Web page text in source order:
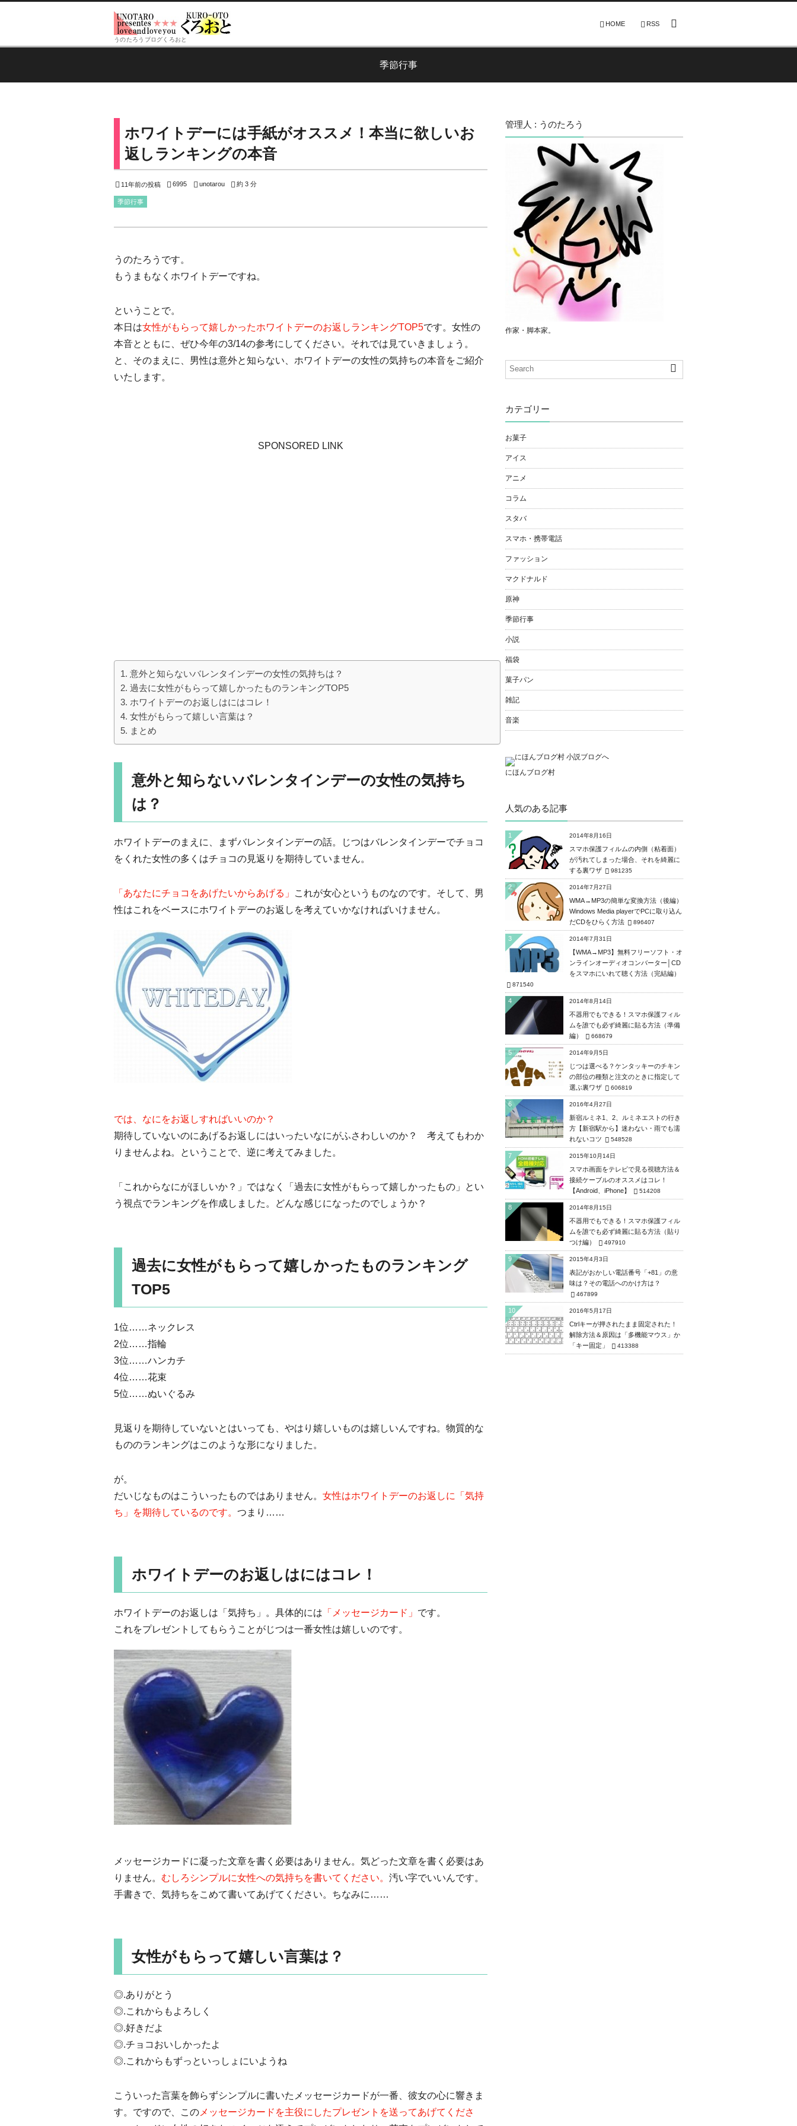
うのたろうブログくろおと
HOME RSS
季節行事
ホワイトデーには手紙がオススメ！本当に欲しいお
返しランキングの本音
11年前の投稿 6995 unotarou 約 3 分
季節行事
うのたろうです。
もうまもなくホワイトデーですね。
ということで。
本日は女性がもらって嬉しかったホワイトデーのお返しランキングTOP5です。女性の
本音とともに、ぜひ今年の3/14の参考にしてください。それでは見ていきましょう。
と、そのまえに、男性は意外と知らない、ホワイトデーの女性の気持ちの本音をご紹介
いたします。
SPONSORED LINK
意外と知らないバレンタインデーの女性の気持ちは？
過去に女性がもらって嬉しかったものランキングTOP5
ホワイトデーのお返しはにはコレ！
女性がもらって嬉しい言葉は？
まとめ
意外と知らないバレンタインデーの女性の気持ち
は？
ホワイトデーのまえに、まずバレンタインデーの話。じつはバレンタインデーでチョコ
をくれた女性の多くはチョコの見返りを期待していません。
「あなたにチョコをあげたいからあげる」
これが女心というものなのです。そして、男
性はこれをベースにホワイトデーのお返しを考えていかなければいけません。
では、なにをお返しすればいいのか？
期待していないのにあげるお返しにはいったいなにがふさわしいのか？ 考えてもわか
りませんよね。ということで、逆に考えてみました。
「これからなにがほしいか？」ではなく「過去に女性がもらって嬉しかったもの」とい
う視点でランキングを作成しました。どんな感じになったのでしょうか？
過去に女性がもらって嬉しかったものランキング
TOP5
1位……ネックレス
2位……指輪
3位……ハンカチ
4位……花束
5位……ぬいぐるみ
見返りを期待していないとはいっても、やはり嬉しいものは嬉しいんですね。物質的な
もののランキングはこのような形になりました。
が。
だいじなものはこういったものではありません。 女性はホワイトデーのお返しに「気持
ち」を期待しているのです。 つまり……
ホワイトデーのお返しはにはコレ！
ホワイトデーのお返しは「気持ち」。具体的には 「メッセージカード」 です。
これをプレゼントしてもらうことがじつは一番女性は嬉しいのです。
メッセージカードに凝った文章を書く必要はありません。気どった文章を書く必要はあ
りません。 むしろシンプルに女性への気持ちを書いてください。 汚い字でいいんです。
手書きで、気持ちをこめて書いてあげてください。ちなみに……
女性がもらって嬉しい言葉は？
◎.ありがとう
◎.これからもよろしく
◎.好きだよ
◎.チョコおいしかったよ
◎.これからもずっといっしょにいようね
こういった言葉を飾らずシンプルに書いたメッセージカードが一番、彼女の心に響きま
す。ですので、この メッセージカードを主役にしたプレゼントを送ってあげてくださ
管理人 : うのたろう
作家・脚本家。
カテゴリー
お菓子
アイス
アニメ
コラム
スタバ
スマホ・携帯電話
ファッション
マクドナルド
原神
季節行事
小説
福袋
菓子パン
雑記
音楽
にほんブログ村
人気のある記事
1 2014年8月16日
スマホ保護フィルムの内側（粘着面）
が汚れてしまった場合、それを綺麗に
する裏ワザ
981235
2 2014年7月27日
WMA→MP3の簡単な変換方法（後編）
Windows Media playerでPCに取り込ん
だCDをひらく方法
896407
3 2014年7月31日
【WMA→MP3】無料フリーソフト・オ
ンラインオーディオコンバーター│CD
をスマホにいれて聴く方法（完結編）
871540
4 2014年8月14日
不器用でもできる！スマホ保護フィル
ムを誰でも必ず綺麗に貼る方法（準備
編）
668679
5 2014年9月5日
じつは選べる？ケンタッキーのチキン
の部位の種類と注文のときに指定して
選ぶ裏ワザ
606819
6 2016年4月27日
新宿ルミネ1、2、ルミネエストの行き
方【新宿駅から】迷わない・雨でも濡
れないコツ
548528
7 2015年10月14日
スマホ画面をテレビで見る視聴方法＆
接続ケーブルのオススメはコレ！
【Android、iPhone】
514208
8 2014年8月15日
不器用でもできる！スマホ保護フィル
ムを誰でも必ず綺麗に貼る方法（貼り
つけ編）
497910
9 2015年4月3日
表記がおかしい電話番号「+81」の意
味は？その電話へのかけ方は？
467899
10 2016年5月17日
Ctrlキーが押されたまま固定された！
解除方法＆原因は「多機能マウス」か
「キー固定」
413388